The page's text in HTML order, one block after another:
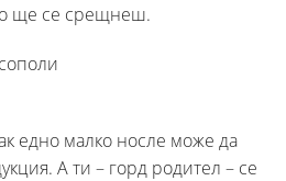
ще се срещнеш.
едно малко носле може да
А ти – горд родител – се